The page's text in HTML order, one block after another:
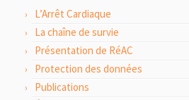
L’Arrêt Cardiaque
La chaîne de survie
Présentation de RéAC
Protection des données
Publications